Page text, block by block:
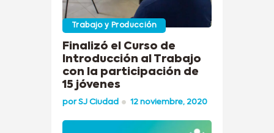
Trabajo y Producción
Finalizó el Curso de
Introducción al Trabajo
con la participación de
15 jóvenes
porSJ Ciudad 12 noviembre, 2020